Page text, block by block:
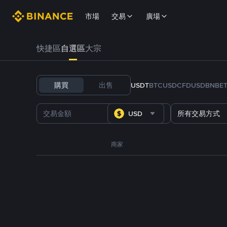
市場 交易 廣場
快捷區自選區大宗
購買 出售 USDTBTCUSDCFDUSDBNB
USD 所有交易方式
商家